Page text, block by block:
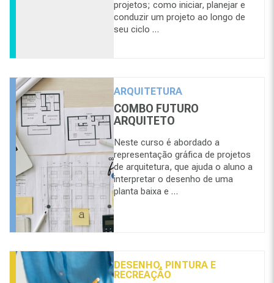
projetos; como iniciar, planejar e
conduzir um projeto ao longo de
seu ciclo …
ARQUITETURA
COMBO FUTURO
ARQUITETO
Neste curso é abordado a
representação gráfica de projetos
de arquitetura, que ajuda o aluno a
interpretar o desenho de uma
planta baixa e …
DESENHO, PINTURA E
RECREAÇÃO